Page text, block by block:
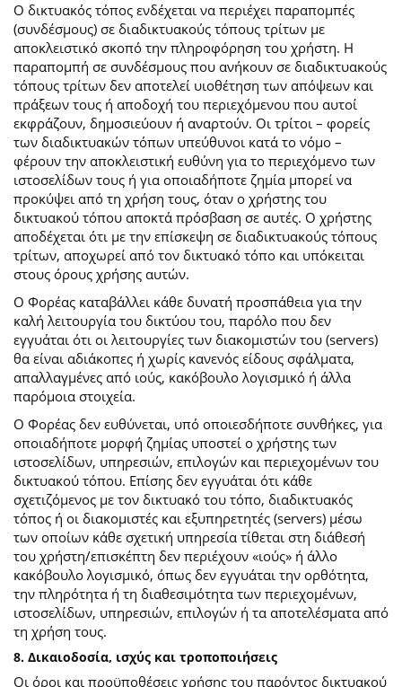
O δικτυακός τόπος ενδέχεται να περιέχει παραπομπές
(συνδέσμους) σε διαδικτυακούς τόπους τρίτων με
αποκλειστικό σκοπό την πληροφόρηση του χρήστη. Η
παραπομπή σε συνδέσμους που ανήκουν σε διαδικτυακούς
τόπους τρίτων δεν αποτελεί υιοθέτηση των απόψεων και
πράξεων τους ή αποδοχή του περιεχόμενου που αυτοί
εκφράζουν, δημοσιεύουν ή αναρτούν. Οι τρίτοι – φορείς
των διαδικτυακών τόπων υπεύθυνοι κατά το νόμο –
φέρουν την αποκλειστική ευθύνη για το περιεχόμενο των
ιστοσελίδων τους ή για οποιαδήποτε ζημία μπορεί να
προκύψει από τη χρήση τους, όταν ο χρήστης του
δικτυακού τόπου αποκτά πρόσβαση σε αυτές. Ο χρήστης
αποδέχεται ότι με την επίσκεψη σε διαδικτυακούς τόπους
τρίτων, αποχωρεί από τον δικτυακό τόπο και υπόκειται
στους όρους χρήσης αυτών.
Ο Φορέας καταβάλλει κάθε δυνατή προσπάθεια για την
καλή λειτουργία του δικτύου του, παρόλο που δεν
εγγυάται ότι οι λειτουργίες των διακομιστών του (servers)
θα είναι αδιάκοπες ή χωρίς κανενός είδους σφάλματα,
απαλλαγμένες από ιούς, κακόβουλο λογισμικό ή άλλα
παρόμοια στοιχεία.
Ο Φορέας δεν ευθύνεται, υπό οποιεσδήποτε συνθήκες, για
οποιαδήποτε μορφή ζημίας υποστεί ο χρήστης των
ιστοσελίδων, υπηρεσιών, επιλογών και περιεχομένων του
δικτυακού τόπου. Επίσης δεν εγγυάται ότι κάθε
σχετιζόμενος με τον δικτυακό του τόπο, διαδικτυακός
τόπος ή οι διακομιστές και εξυπηρετητές (servers) μέσω
των οποίων κάθε σχετική υπηρεσία τίθεται στη διάθεσή
του χρήστη/επισκέπτη δεν περιέχουν «ιούς» ή άλλο
κακόβουλο λογισμικό, όπως δεν εγγυάται την ορθότητα,
την πληρότητα ή τη διαθεσιμότητα των περιεχομένων,
ιστοσελίδων, υπηρεσιών, επιλογών ή τα αποτελέσματα από
τη χρήση τους.
8. Δικαιοδοσία, ισχύς και τροποποιήσεις
Οι όροι και προϋποθέσεις χρήσης του παρόντος δικτυακού